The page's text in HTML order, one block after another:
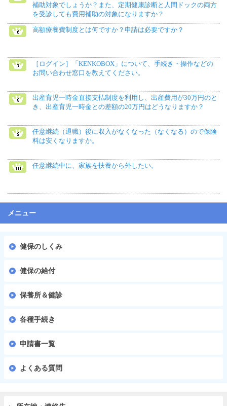
補助対象でしょうか？また、定期健康診断と人間ドックの両方
を受診しても費用補助の対象になりますか？
高額療養費制度とは何ですか？申請は必要ですか？
［ログイン］「KENKOBOX」について、手続き・操作などの
お問い合わせ窓口を教えてください。
出産育児一時金直接支払制度を利用し、出産費用が30万円のと
き、出産育児一時金との差額の20万円はどうなりますか？
任意継続（退職）後に収入がなくなった（なくなる）ので保険
料は安くなりますか。
任意継続中に、家族を扶養から外したい。
メニュー
健保のしくみ
健保の給付
保養所＆健診
各種手続き
申請書一覧
よくある質問